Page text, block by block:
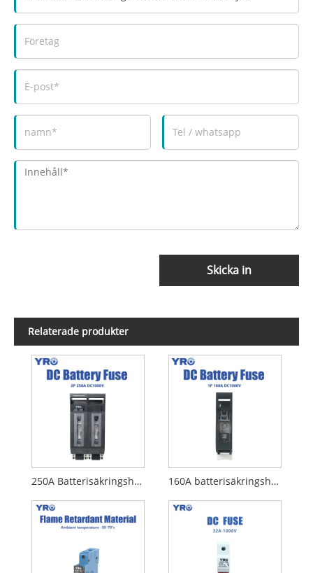
Skicka in
Relaterade produkter
250A Batterisäkringshållare 2p säkringshållare 160A batterisäkringshållare 1p säkringshållare